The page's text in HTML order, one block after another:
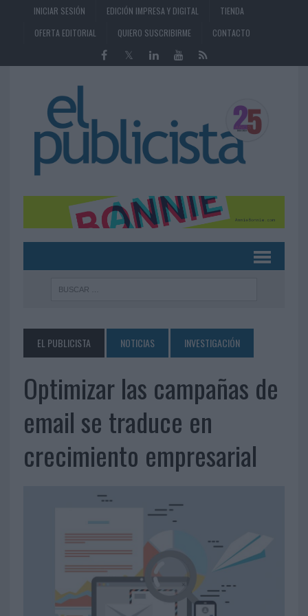
INICIAR SESIÓN EDICIÓN IMPRESA Y DIGITAL
TIENDA
OFERTA EDITORIAL
QUIERO SUSCRIBIRME CONTACTO
EL PUBLICISTA NOTICIAS INVESTIGACIÓN
Optimizar las campañas de
email se traduce en
crecimiento empresarial